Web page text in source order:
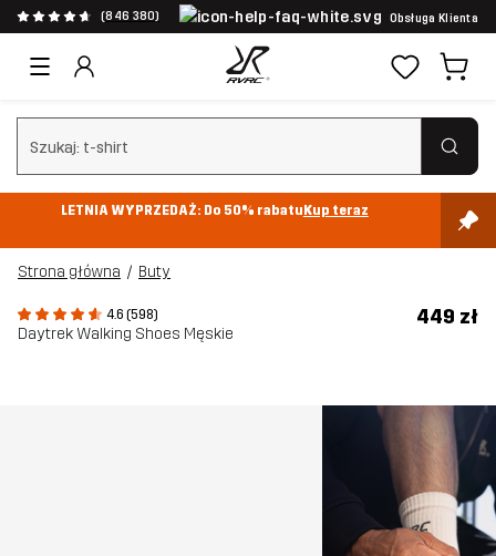
(846 380) Obsługa Klienta
Wyczyść wyszukiwanie
LETNIA WYPRZEDAŻ: Do 50% rabatuKup teraz
Strona główna Buty
4.6 (598)
Daytrek Walking Shoes Męskie
449 zł